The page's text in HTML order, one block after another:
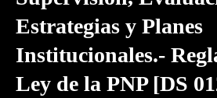
Estrategias y Planes
Institucionales.-
Ley de la PNP [DS